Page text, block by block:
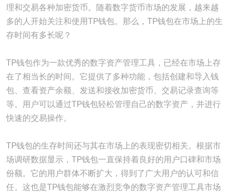
理和交易各种加密货币。随着数字货币市场的发展，越来越
多的人开始关注和使用TP钱包。那么，TP钱包在市场上的生
存时间有多长呢？
TP钱包作为一款优秀的数字资产管理工具，已经在市场上存
在了相当长的时间。它提供了多种功能，包括创建和导入钱
包、查看资产余额、发送和接收加密货币、交易记录查询等
等。用户可以通过TP钱包轻松管理自己的数字资产，并进行
快速的交易操作。
TP钱包的生存时间还与其在市场上的表现密切相关。根据市
场调研数据显示，TP钱包一直保持着良好的用户口碑和市场
份额。它的用户群体不断扩大，得到了广大用户的认可和信
任。这也是TP钱包能够在激烈竞争的数字资产管理工具市场